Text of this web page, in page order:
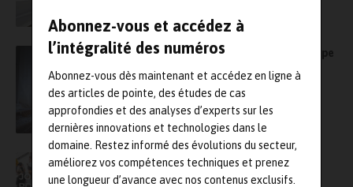
Abonnez-vous et accédez à
l’intégralité des numéros
Abonnez-vous dès maintenant et accédez en ligne à
des articles de pointe, des études de cas
approfondies et des analyses d’experts sur les
dernières innovations et technologies dans le
domaine. Restez informé des évolutions du secteur,
améliorez vos compétences techniques et prenez
une longueur d’avance avec nos contenus exclusifs.
Une nouvelle marque vient de naître : le groupe
Vibratec, MicrodB et Vibrateam
Invitation aux portes ouvertes chez dB Vib
Groupe !